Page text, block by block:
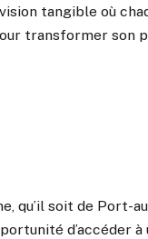
tangible où
transformer son
qu’il soit de Port-
d’accéder